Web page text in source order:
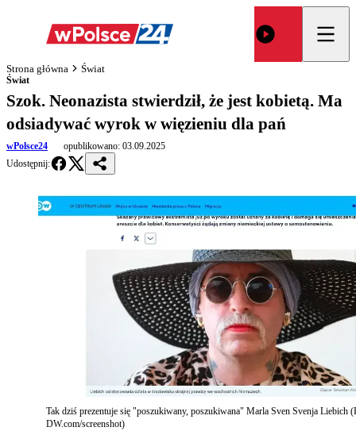
Strona główna Świat
Świat
Szok. Neonazista stwierdził, że jest kobietą. Ma
odsiadywać wyrok w więzieniu dla pań
wPolsce24 opublikowano: 03.09.2025
Udostępnij:
Tak dziś prezentuje się "poszukiwany, poszukiwana" Marla Sven Svenja Liebich
DW.com/screenshot)